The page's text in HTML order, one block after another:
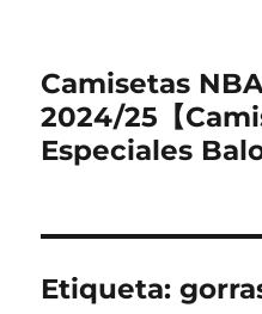
Camisetas
2024/25【
Especiales
Etiqueta: